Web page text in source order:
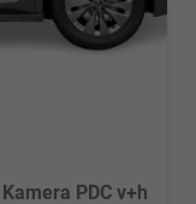
PDC v+h